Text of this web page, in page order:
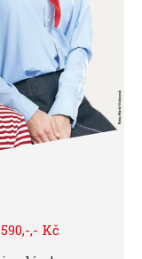
,- Kč